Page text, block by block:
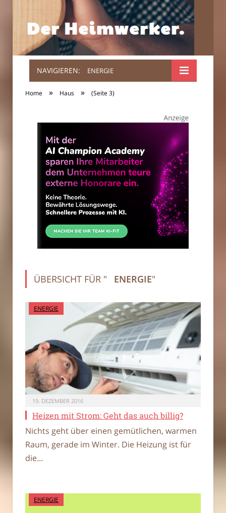
Der
Heimwerker.
NAVIGIEREN: ENERGIE
Home » Haus » (Seite 3)
ÜBERSICHT FÜR " ENERGIE"
ENERGIE
19. DEZEMBER 2016
Heizen mit Strom: Geht das auch billig?
Nichts geht über einen gemütlichen, warmen
Raum, gerade im Winter. Die Heizung ist für
die…
ENERGIE